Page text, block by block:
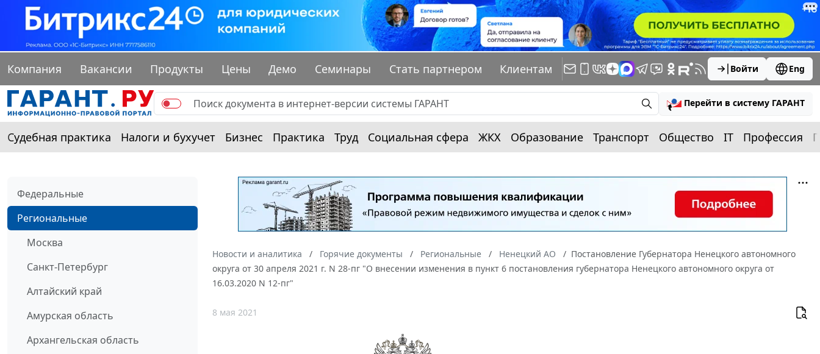
Компания Вакансии Продукты Цены Демо Семинары Стать партнером Клиентам Войти Eng
Перейти в систему ГАРАНТ
Судебная практика Налоги и бухучет Бизнес Практика Труд Социальная сфера ЖКХ Образование Транспорт Общество IT Профессия
Федеральные
Региональные
Москва
Санкт-Петербург
Алтайский край
Амурская область
Архангельская область
Новости и аналитика Горячие документы Региональные Ненецкий АО
Постановление Губернатора Ненецкого автономного
округа от 30 апреля 2021 г. N 28-пг "О внесении изменения в пункт 6 постановления губернатора Ненецкого автономного округа от
16.03.2020 N 12-пг"
8 мая 2021